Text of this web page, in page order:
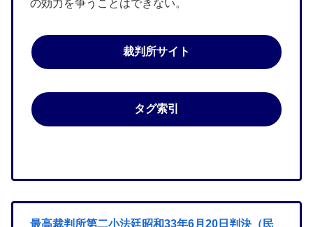
の効力を争うことはできない。
裁判所サイト
タグ索引
最高裁判所第二小法廷昭和33年6月20日判決（民